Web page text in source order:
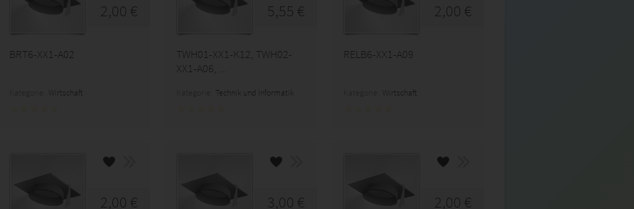
2,00 €
BRT6-XX1-A02
Wirtschaft
5,55 €
TWH01-XX1-K12, TWH02-
XX1-A06, ...
Technik und Informatik
2,00 €
RELB6-XX1-A09
Wirtschaft
2,00 € 3,00 € 2,00 €